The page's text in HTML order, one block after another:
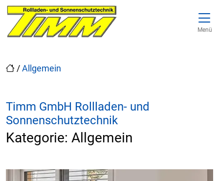
zur Top-Navigation
zur Hauptnavigation
Inhalt springen
zum Footer
Hauptnavigation Menü
/Allgemein
Timm GmbH Rollladen- und
Sonnenschutztechnik
Kategorie: Allgemein